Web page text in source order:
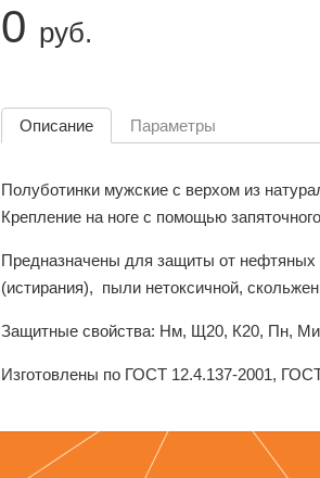
0 руб.
Описание Параметры
Полуботинки мужские с верхом из
Крепление на ноге с помощью
Предназначены для защиты от нефтяных
(истирания), пыли нетоксичной,
Защитные свойства: Нм, Щ20, К20, Пн,
Изготовлены по ГОСТ 12.4.137-2001,